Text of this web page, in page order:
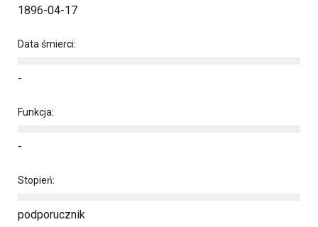
1896-04-17
Data śmierci:
-
Funkcja:
-
Stopień:
podporucznik